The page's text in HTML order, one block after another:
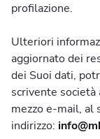
profilazione.
Ulteriori
aggiornato dei
dei Suoi dati,
scrivente
mezzo e-mail, al
indirizzo: